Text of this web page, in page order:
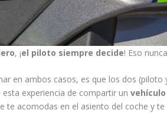
, ¡el piloto siempre decide! Eso
en ambos casos, es que los dos (piloto
esta experiencia de compartir un
te acomodas en el asiento del coche y